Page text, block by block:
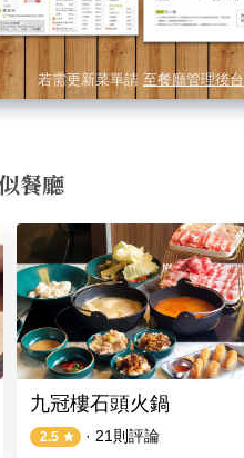
若需更新菜單請 至餐廳管理後台
餐廳
九冠樓石頭火鍋
2.5 · 21 則評論